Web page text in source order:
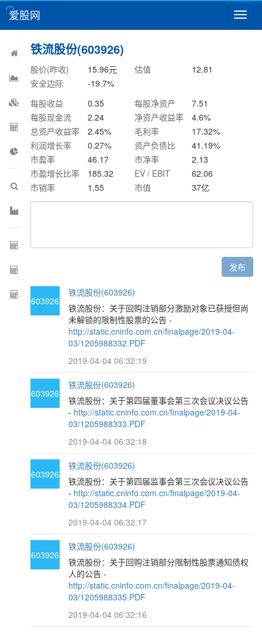
切
换
爱股网
铁流股份(603926)
股价(昨收) 15.96元 估值
12.81
安全边际
-19.7%
每股收益
0.35 每股净资产
7.51
每股现金流
2.24 净资产收益率 4.6%
总资产收益率
2.45% 毛利率 17.32%
利润增长率
0.27% 资产负债比 41.19%
市盈率
46.17 市净率
2.13
市盈增长比率
185.32 EV / EBIT
62.06
市销率
1.55 市值 37亿
发布
603926
铁流股份(603926)
铁流股份：关于回购注销部分激励对象已获授但尚
未解锁的限制性股票的公告 -
http://static.cninfo.com.cn/finalpage/2019-04-
03/1205988332.PDF
2019-04-04 06:32:19
603926
铁流股份(603926)
铁流股份：关于第四届董事会第三次会议决议公告
- http://static.cninfo.com.cn/finalpage/2019-04-
03/1205988333.PDF
2019-04-04 06:32:18
603926
铁流股份(603926)
铁流股份：关于第四届监事会第三次会议决议公告
- http://static.cninfo.com.cn/finalpage/2019-04-
03/1205988334.PDF
2019-04-04 06:32:17
603926
铁流股份(603926)
铁流股份：关于回购注销部分限制性股票通知债权
人的公告 -
http://static.cninfo.com.cn/finalpage/2019-04-
03/1205988335.PDF
2019-04-04 06:32:16